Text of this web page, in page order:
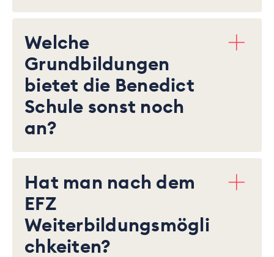
Welche
Grundbildungen
bietet die Benedict
Schule sonst noch
an?
Hat man nach dem
EFZ
Weiterbildungsmögli
chkeiten?